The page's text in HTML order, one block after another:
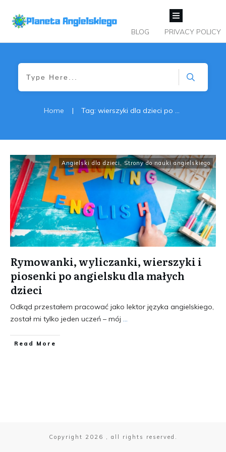
BLOG PRIVACY POLICY
Home |
Angielski dla dzieci,Strony do nauki angielskiego
Rymowanki, wyliczanki, wierszyki i
piosenki po angielsku dla małych
dzieci
Odkąd przestałem pracować jako lektor języka angielskiego,
został mi tylko jeden uczeń – mój
​Read More
Copyright 2026 , all rights reserved.